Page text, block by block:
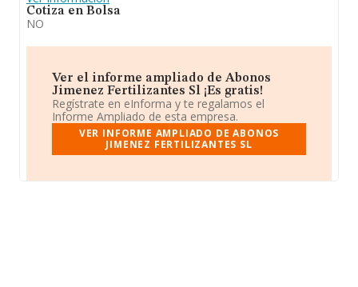
Cotiza en Bolsa
NO
Ver el informe ampliado de Abonos
Jimenez Fertilizantes Sl ¡Es gratis!
Regístrate en eInforma y te regalamos el
Informe Ampliado de esta empresa.
VER INFORME AMPLIADO DE ABONOS
JIMENEZ FERTILIZANTES SL